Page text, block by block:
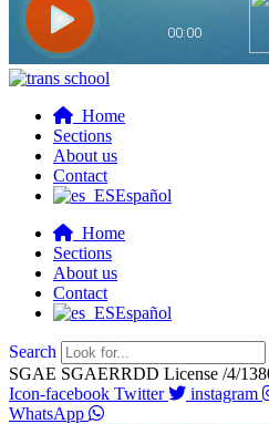
Home
Sections
About us
Contact
Español
Home
Sections
About us
Contact
Español
Search
SGAE SGAERRDD License /4/
Icon-facebook Twitter instagram
WhatsApp